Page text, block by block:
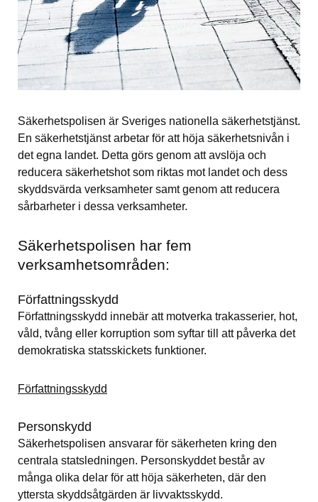
Säkerhetspolisen är Sveriges nationella säkerhetstjänst.
En säkerhetstjänst arbetar för att höja säkerhetsnivån i
det egna landet. Detta görs genom att avslöja och
reducera säkerhetshot som riktas mot landet och dess
skyddsvärda verksamheter samt genom att reducera
sårbarheter i dessa verksamheter.
Säkerhetspolisen har fem
verksamhetsområden:
Författningsskydd
Författningsskydd innebär att motverka trakasserier, hot,
våld, tvång eller korruption som syftar till att påverka det
demokratiska statsskickets funktioner.
Författningsskydd
Personskydd
Säkerhetspolisen ansvarar för säkerheten kring den
centrala statsledningen. Personskyddet består av
många olika delar för att höja säkerheten, där den
yttersta skyddsåtgärden är livvaktsskydd.